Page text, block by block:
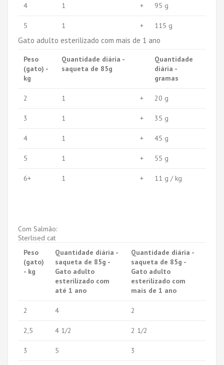
4 1 + 95 g
5 1 + 115 g
Gato adulto esterilizado com mais de 1 ano
Peso
(gato) -
kg
Quantidade diária -
saqueta de 85g
Quantidade
diária -
gramas
2 1 + 20 g
3 1 + 35 g
4 1 + 45 g
5 1 + 55 g
6+ 1 + 11 g / kg
Com Salmão:
Sterlised cat
Peso
(gato)
- kg
Quantidade diária -
saqueta de 85g -
Gato adulto
esterilizado com
até 1 ano
Quantidade diária -
saqueta de 85g -
Gato adulto
esterilizado com
mais de 1 ano
2 4 2
2,5 4 1/2 2 1/2
3 5 3